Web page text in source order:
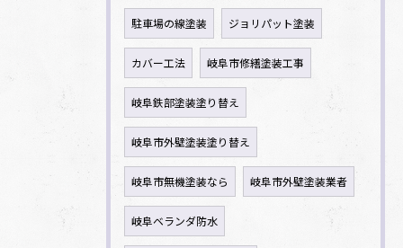
駐車場の線塗装 ジョリパット塗装
カバー工法 岐阜市修繕塗装工事
岐阜鉄部塗装塗り替え
岐阜市外壁塗装塗り替え
岐阜市無機塗装なら 岐阜市外壁塗装業者
岐阜ベランダ防水